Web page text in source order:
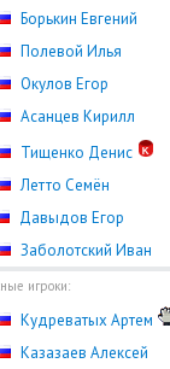
Борькин Евгений
Полевой Илья
Окулов Егор
Асанцев Кирилл
Тищенко Денис
Летто Семён
Давыдов Егор
Заболотский Иван
игроки:
Кудреватых Артем
Казазаев Алексей